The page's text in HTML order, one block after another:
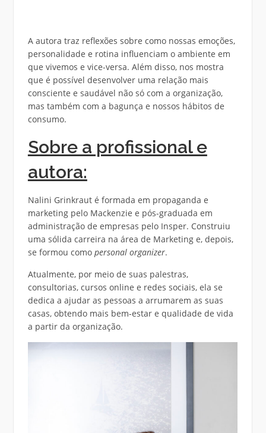
A autora traz reflexões sobre como nossas emoções,
personalidade e rotina influenciam o ambiente em
que vivemos e vice-versa. Além disso, nos mostra
que é possível desenvolver uma relação mais
consciente e saudável não só com a organização,
mas também com a bagunça e nossos hábitos de
consumo.
Sobre a profissional e
autora:
Nalini Grinkraut é formada em propaganda e
marketing pelo Mackenzie e pós-graduada em
administração de empresas pelo Insper. Construiu
uma sólida carreira na área de Marketing e, depois,
se formou como personal organizer.
Atualmente, por meio de suas palestras,
consultorias, cursos online e redes sociais, ela se
dedica a ajudar as pessoas a arrumarem as suas
casas, obtendo mais bem-estar e qualidade de vida
a partir da organização.